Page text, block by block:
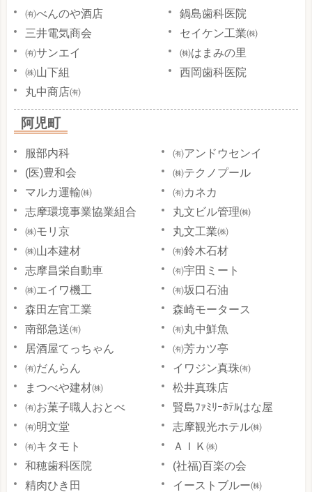
㈲べんのや酒店
三井電気商会
㈲サンエイ
㈱山下組
丸中商店㈲
鍋島歯科医院
セイケン工業㈱
㈱はまみの里
西岡歯科医院
阿児町
服部内科
(医)豊和会
マルカ運輸㈱
志摩環境事業協業組合
㈱モリ京
㈱山本建材
志摩昌栄自動車
㈱エイワ機工
森田左官工業
南部急送㈲
居酒屋てっちゃん
㈲だんらん
まつべや建材㈱
㈲お菓子職人おとべ
㈲明文堂
㈲キタモト
和穂歯科医院
精肉ひき田
㈲アンドウセンイ
㈱テクノプール
㈲カネカ
丸文ビル管理㈱
丸文工業㈱
㈲鈴木石材
㈲宇田ミート
㈲坂口石油
森崎モータース
㈲丸中鮮魚
㈲芳カツ亭
イワジン真珠㈲
松井真珠店
賢島ﾌｧﾐﾘｰﾎﾃﾙはな屋
志摩観光ホテル㈱
ＡＩＫ㈱
(社福)百楽の会
イーストブルー㈱